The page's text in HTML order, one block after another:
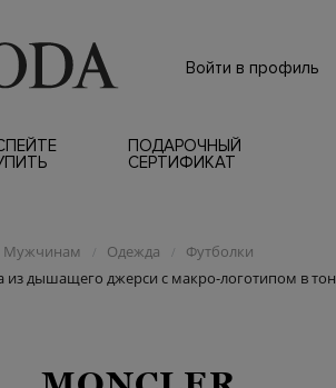
Войти в профиль
ПОДАРОЧНЫЙ
СЕРТИФИКАТ
Мужчинам / Одежда / Футболки
из дышащего джерси с макро-логотипом в тон